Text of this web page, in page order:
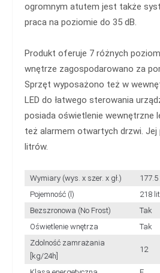
ogromnym atutem jest także
praca na poziomie do 35 dB.
Produkt oferuje 7 różnych
wnętrze zagospodarowano za
Sprzęt wyposażono też w
LED do łatwego sterowania
posiada oświetlenie wewnętrzne
też alarmem otwartych drzwi.
litrów.
Wymiary (wys. x szer. x gł.)
177.5
Pojemność (l)
218
Bezszronowa (No Frost)
Tak
Oświetlenie wnętrza
Tak
Zdolność zamrażania
[kg/24h]
12